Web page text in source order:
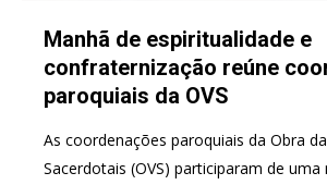
Manhã de espiritualidade e
confraternização reúne
paroquiais da OVS
As coordenações paroquiais da Obra
Sacerdotais (OVS) participaram de uma